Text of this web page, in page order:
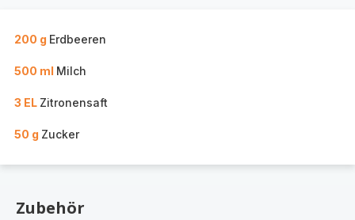
200 g Erdbeeren
500 ml Milch
3 EL Zitronensaft
50 g Zucker
Zubehör